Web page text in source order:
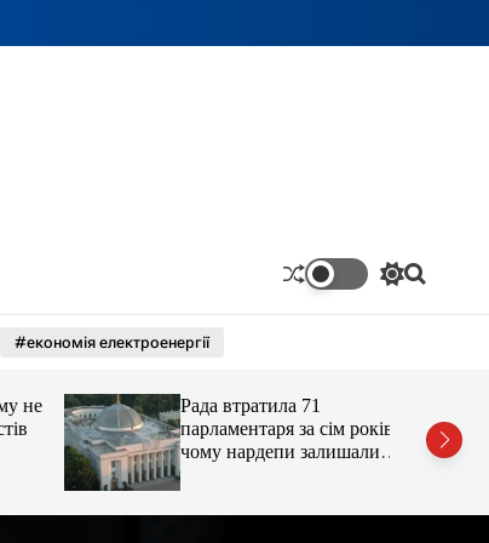
П
а
ч
П
#економія електроенергії
Рада втратила 71
парламентаря за сім років:
чому нардепи залишали
парламент